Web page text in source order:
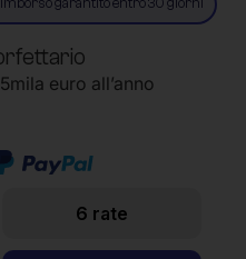
garantito entro 30 giorni
euro all’anno
6 rate